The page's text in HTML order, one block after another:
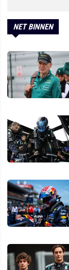
NET BINNEN